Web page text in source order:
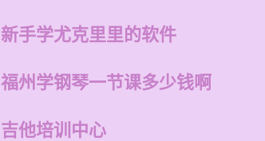
新手学尤克里里的软件
福州学钢琴一节课多少钱啊
吉他培训中心